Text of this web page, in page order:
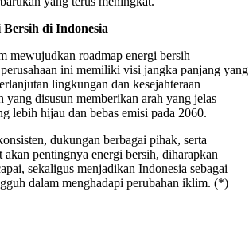
di Indonesia
mewujudkan roadmap energi bersih
ini memiliki visi jangka panjang yang
lingkungan dan kesejahteraan
yang disusun memberikan arah yang jelas
lebih hijau dan bebas emisi pada 2060.
dukungan berbagai pihak, serta
akan pentingnya energi bersih, diharapkan
sekaligus menjadikan Indonesia sebagai
dalam menghadapi perubahan iklim. (*)